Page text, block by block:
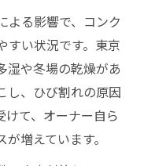
よる影響で、コンク
すい状況です。東京
湿や冬場の乾燥があ
し、ひび割れの原因
けて、オーナー自ら
増えています。